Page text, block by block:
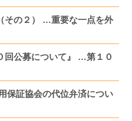
その２） …重要な一点を外
回公募について』 …第１０
保証協会の代位弁済につい